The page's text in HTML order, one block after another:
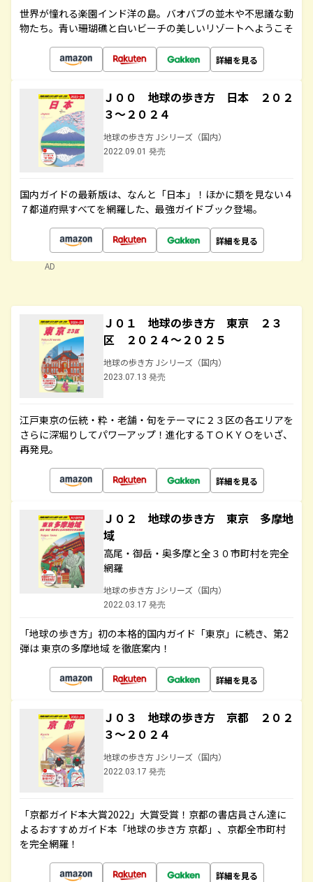
世界が憧れる楽園インド洋の島。バオバブの並木や不思議な動
物たち。青い珊瑚礁と白いビーチの美しいリゾートへようこそ
詳細を見る
Ｊ００ 地球の歩き方 日本 ２０２
３～２０２４
地球の歩き方 Jシリーズ（国内）
2022.09.01 発売
国内ガイドの最新版は、なんと「日本」！ほかに類を見ない４
７都道府県すべてを網羅した、最強ガイドブック登場。
詳細を見る
AD
Ｊ０１ 地球の歩き方 東京 ２３
区 ２０２４～２０２５
地球の歩き方 Jシリーズ（国内）
2023.07.13 発売
江戸東京の伝統・粋・老舗・旬をテーマに２３区の各エリアを
さらに深堀りしてパワーアップ！進化するＴＯＫＹＯをいざ、
再発見。
詳細を見る
Ｊ０２ 地球の歩き方 東京 多摩地
域
高尾・御岳・奥多摩と全３０市町村を完全
網羅
地球の歩き方 Jシリーズ（国内）
2022.03.17 発売
「地球の歩き方」初の本格的国内ガイド「東京」に続き、第2
弾は 東京の多摩地域 を徹底案内！
詳細を見る
Ｊ０３ 地球の歩き方 京都 ２０２
３～２０２４
地球の歩き方 Jシリーズ（国内）
2022.03.17 発売
「京都ガイド本大賞2022」大賞受賞！京都の書店員さん達に
よるおすすめガイド本「地球の歩き方 京都」、京都全市町村
を完全網羅！
詳細を見る